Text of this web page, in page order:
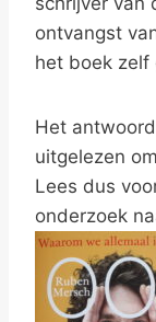
ontvangst
het boek zelf
Het
uitgelezen
Lees dus
onderzoek